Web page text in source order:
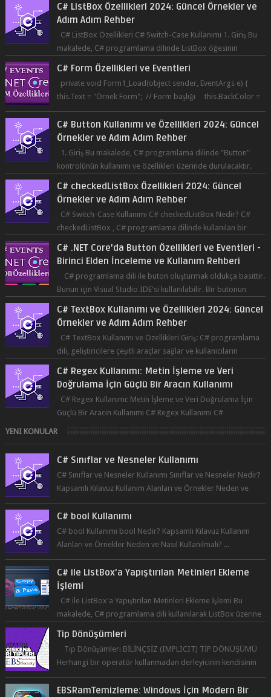
C# ListBox Özellikleri 2024: Güncel Örnekler ve
Adım Adım Rehber
C# ListBox Özellikleri C# Switch-Case Kullanımı 1. Giriş Bu
makalede, C# programlama dilinde ListBox öğesinin
C# Form Özellikleri ve Eventleri
private void Form1_Load(object sender, EventArgs e) {
this.Text = "Örnek Form"; // Form başlığı this.BackColor =
Co...
C# Button Kullanımı ve Özellikleri 2024: Güncel
Örnekler ve Adım Adım Rehber
1. Giriş Bu makalede, C# programlama dilinde "Button"
kontrolünün kullanımı ve özellikleri üzerinde durulacaktır.
C# checkedListBox Özellikleri 2024: Güncel
Örnekler ve Adım Adım Rehber
C# Switch-Case Kullanımı C# checkedListBox Nedir? C#
checkedListBox , C# programlama dilinde kullanılan bir
C# .NET Core'da Button Özellikleri ve Eventleri -
Birinci Elden İnceleme ve Kullanım Rehberi
C# programlama dili ile buton oluşturmak oldukça basittir.
Bunun için Visual Studio IDE'si kullanılabilir. Bir butonun
C# TextBox Kullanımı ve Özellikleri 2024: Güncel
Örnekler ve Adım Adım Rehber
C# TextBox Kullanımı ve Özellikleri Giriş: C# programlama
dili, geliştiricilere çeşitli araçlar sağlar ve kullanıcıların
C# Regex Kullanımı: Metin İşleme ve Veri
Doğrulama İçin Güçlü Bir Aracın Kullanımı
C# Regex Kullanımı: Metin İşleme ve Veri Doğrulama İçin
Güçlü Bir Aracın Kullanımı C# Regex Kullanımı C#
programlama dilinde, düzenli ifad...
YENI KONULAR
C# Sınıflar ve Nesneler Kullanımı
C# Sınıflar ve Nesneler Kullanımı Sınıflar ve Nesneler Nedir?
Kapsamlı Kılavuz Kullanım Alanları ve Örnekler Neden ve
Nasıl ...
C# bool Kullanımı
C# bool Kullanımı bool Nedir? Kapsamlı Kılavuz Kullanım
Alanları ve Örnekler Neden ve Nasıl Kullanılmalı? ...
C# ile ListBox'a Yapıştırılan Metinleri Ekleme
İşlemi
C# ile ListBox'a Yapıştırılan Metinleri Ekleme İşlemi Bu
makalede, C# programlama dili kullanılarak ListBox üzerine
Tip Dönüşümleri
Tip Dönüşümleri BİLİNÇSİZ (IMPLICIT) TİP DÖNÜŞÜMÜ
Herhangi bir operatör kullanmadan derleyicinin kendisinin
yaptığı tip dönüşümüne bil...
EBSRamTemizleme: Windows İçin Modern Bir